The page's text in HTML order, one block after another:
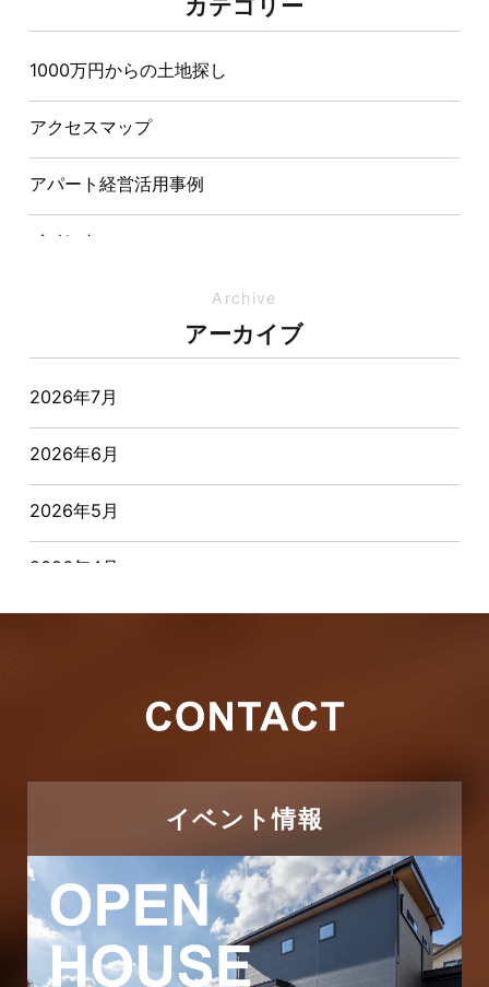
造が快適さをつくる理由
【埼玉県経営品質知事賞】大野知事へ受賞のご報告と
表敬訪問を行いました
カテゴリー
1000万円からの土地探し
アクセスマップ
アパート経営活用事例
イベント
オーナー様からの質問
おすすめ物件
お客様インタビュー
お客様の声
つくばエクスプレス線
ピアラシティ店-ブログ
ブログ
マンション経営活用事例
Archive
アーカイブ
2026年7月
2026年6月
2026年5月
2026年4月
2025年11月
2025年10月
2025年9月
イベント情報